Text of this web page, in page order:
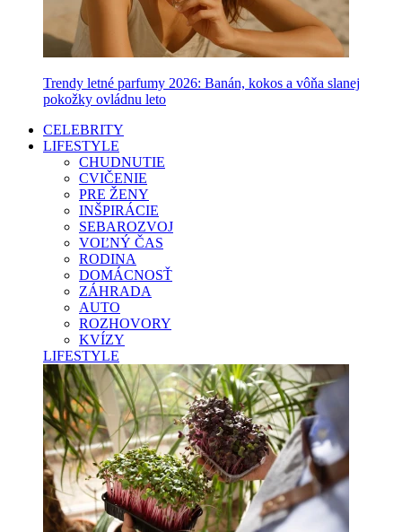
Trendy letné parfumy 2026: Banán, kokos a vôňa slanej
pokožky ovládnu leto
CELEBRITY
LIFESTYLE
CHUDNUTIE
CVIČENIE
PRE ŽENY
INŠPIRÁCIE
SEBAROZVOJ
VOĽNÝ ČAS
RODINA
DOMÁCNOSŤ
ZÁHRADA
AUTO
ROZHOVORY
KVÍZY
LIFESTYLE